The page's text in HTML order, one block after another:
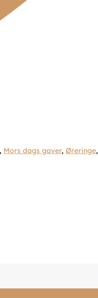
, Mors dags gaver, Øreringe,